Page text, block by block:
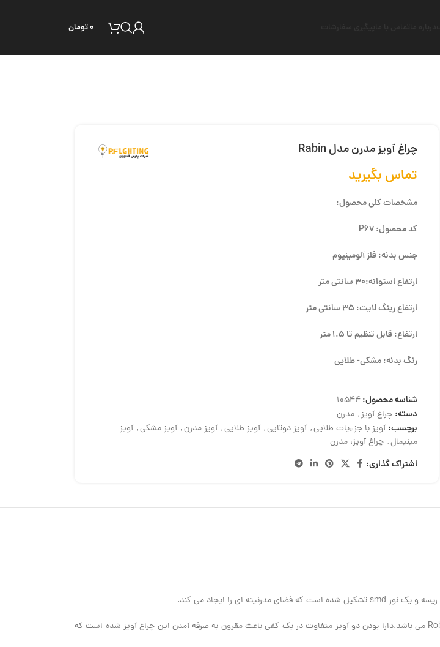
۰تومان
چراغ آویز مدرن مدل Rabin
تماس بگیرید
مشخصات کلی محصول:
کد محصول: P67
جنس بدنه: فلز آلومینیوم
ارتفاع استوانه:30 سانتی متر
ارتفاع رینگ لایت: 35 سانتی متر
ارتفاع: قابل تنظیم تا 1.5 متر
رنگ بدنه: مشکی- طلایی
شناسه محصول:10544
دسته: چراغ آویز, مدرن
برچسب: آویز با جزءیات طلایی, آویز دوتایی, آویز طلایی, آویز مدرن, آویز مشکی, آویز
مینیمال, چراغ آویز، مدرن
اشتراک گذاری:
یکی از بهترین چراغ های آویز که می توانید در کنار تخت خواب خود از آن داشته باشید، چراغ آویز مدرن مدل Robin می باشد.دارا بودن دو آویز متفاوت در یک کفی باعث مقرون به صرفه آمدن این چراغ آویز شده است که